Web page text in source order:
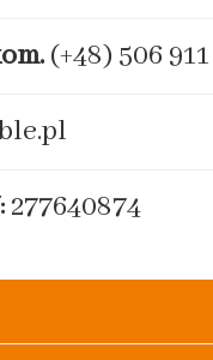
(+48) 506
277640874